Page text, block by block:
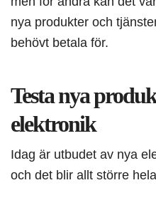
nya produkter och
behövt betala för.
Testa nya
elektronik
Idag är utbudet av nya
och det blir allt större